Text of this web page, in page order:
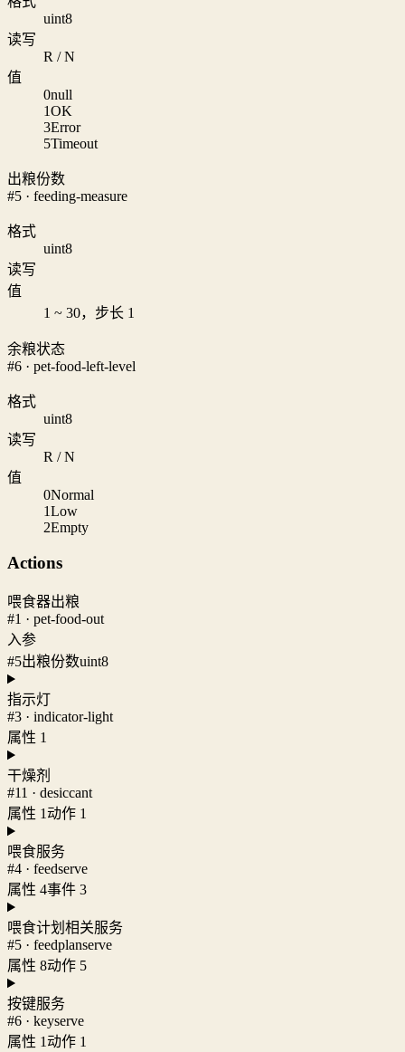
uint8
读写
R / N
值
0null
1OK
3Error
5Timeout
出粮份数
#5 · feeding-measure
格式
uint8
读写
值
1 ~ 30，步长 1
余粮状态
#6 · pet-food-left-level
格式
uint8
读写
R / N
值
0Normal
1Low
2Empty
Actions
喂食器出粮
#1 · pet-food-out
入参
#5出粮份数uint8
指示灯
#3 · indicator-light
属性 1
干燥剂
#11 · desiccant
属性 1动作 1
喂食服务
#4 · feedserve
属性 4事件 3
喂食计划相关服务
#5 · feedplanserve
属性 8动作 5
按键服务
#6 · keyserve
属性 1动作 1